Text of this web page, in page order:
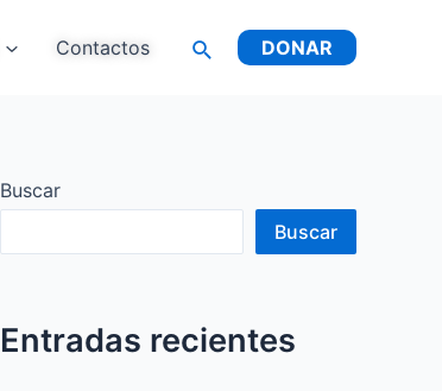
Contactos Buscar DONAR
Buscar
Buscar
Entradas recientes